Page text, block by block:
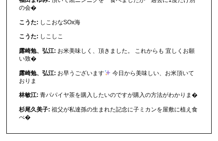
の会�
こうた: しこおなSOx海
こうた: しこしこ
露崎勉、弘江: お米美味しく、頂きました。 これからも 宜しくお願
い致�
露崎勉、弘江: お早うございます
今日から美味しい、お米頂いて
おりま
林敏江: 青パパイヤ茶を購入したいのですが購入の方法がわかりま�
杉尾久美子: 祖父が私達孫の生まれた記念に子ミカンを屋敷に植え食
べ�